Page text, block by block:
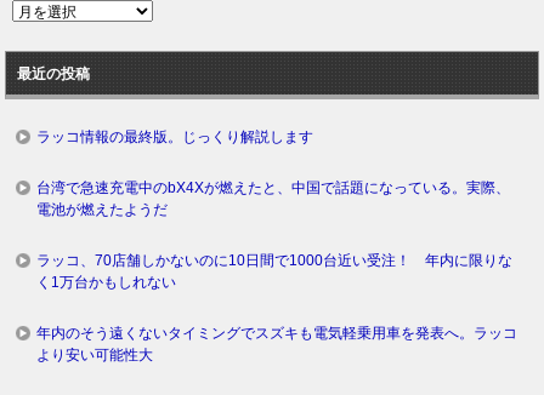
過
ロ
グ
最近の投稿
ラッコ情報の最終版。じっくり解説します
台湾で急速充電中のbX4Xが燃えたと、中国で話題になっている。実際、
電池が燃えたようだ
ラッコ、70店舗しかないのに10日間で1000台近い受注！ 年内に限りな
く1万台かもしれない
年内のそう遠くないタイミングでスズキも電気軽乗用車を発表へ。ラッコ
より安い可能性大